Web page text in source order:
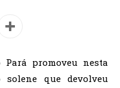
promoveu nesta
solene que devolveu